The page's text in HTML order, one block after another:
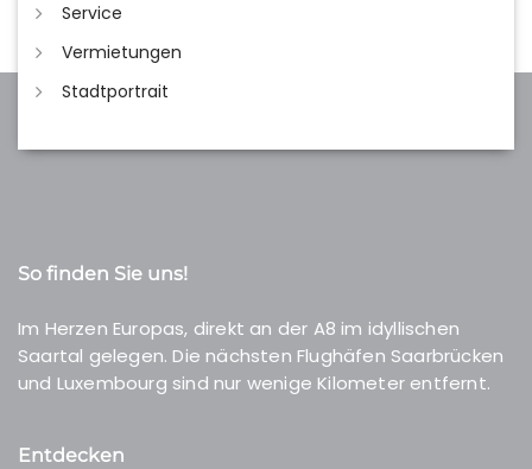
Service
Vermietungen
Stadtportrait
So finden Sie uns!
Im Herzen Europas, direkt an der A8 im idyllischen
Saartal gelegen. Die nächsten Flughäfen Saarbrücken
und Luxembourg sind nur wenige Kilometer entfernt.
Entdecken